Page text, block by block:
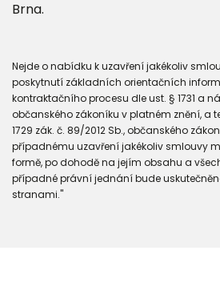
Brna.
Nejde o nabídku k uzavření jakékoliv
poskytnutí základních orientačních
kontraktačního procesu dle ust. § 1731 a
občanského zákoníku v platném znění, a
1729 zák. č. 89/2012 Sb., občanského
případnému uzavření jakékoliv smlouvy
formě, po dohodě na jejím obsahu a
případné právní jednání bude
stranami."